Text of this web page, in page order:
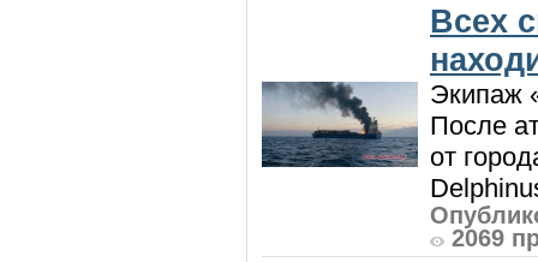
Всех
Экипаж
После
от
2069